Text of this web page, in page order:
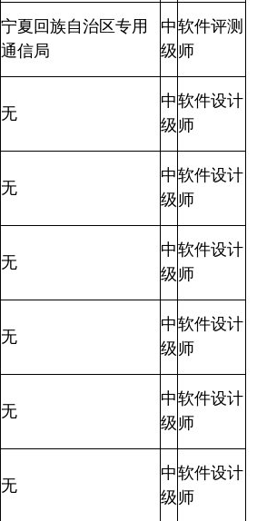
宁夏回族自治区专用
通信局
中
级
软件评测
师
无
中
级
软件设计
师
无
中
级
软件设计
师
无
中
级
软件设计
师
无
中
级
软件设计
师
无
中
级
软件设计
师
无
中
级
软件设计
师